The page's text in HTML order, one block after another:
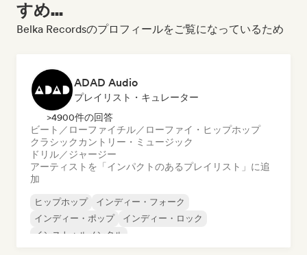
すめ...
Belka Recordsのプロフィールをご覧になっているため
ADAD Audio
プレイリスト・キュレーター
>4900件の回答
ビート／ローファイチル／ローファイ・ヒップホップ
クラシック カントリー・ミュージック
ドリル／ジャージー
アーティストを「インパクトのあるプレイリスト」に追
加
ヒップホップ
インディー・フォーク
インディー・ポップ
インディー・ロック
インストゥルメンタル